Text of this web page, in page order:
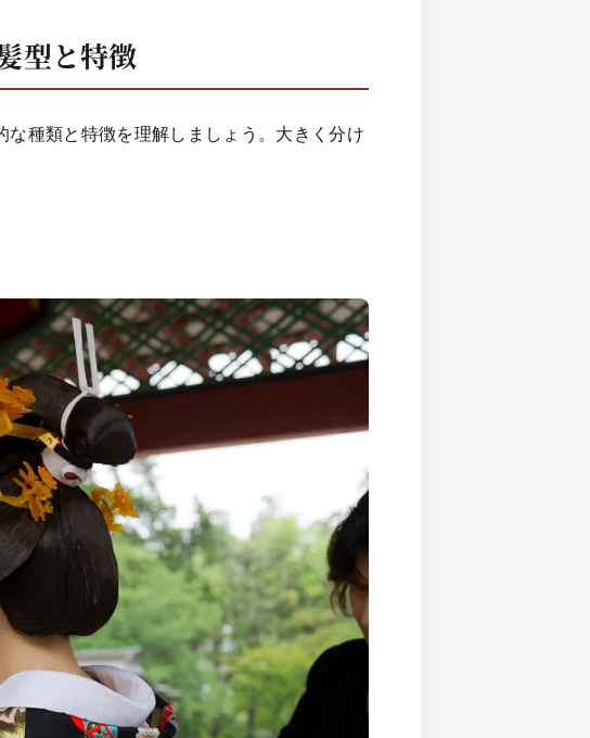
型と特徴
な種類と特徴を理解しましょう。大きく分け